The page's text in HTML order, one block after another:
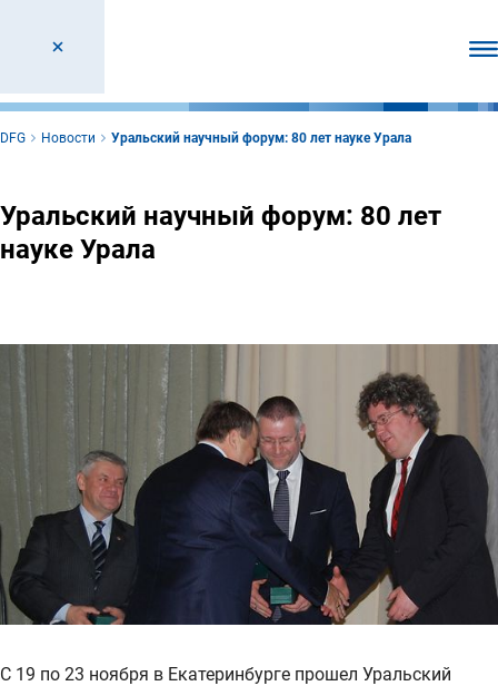
DFG Новости Уральский научный форум: 80 лет науке Урала
Уральский научный форум: 80 лет
науке Урала
С 19 по 23 ноября в Екатеринбурге прошел Уральский